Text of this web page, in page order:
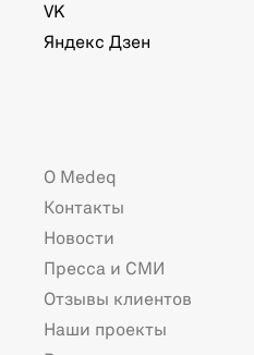
VK
Яндекс Дзен
О Medeq
Контакты
Новости
Пресса и СМИ
Отзывы клиентов
Наши проекты